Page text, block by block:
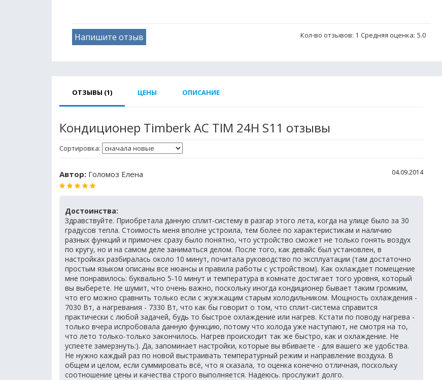
Кол-во отзывов: 1 Средняя оценка: 5.0
Напишите отзыв
ОТЗЫВЫ (1) ЦЕНЫ ОПИСАНИЕ
Кондиционер Timberk AC TIM 24H S11 отзывы
Сортировка:
Автор: Голомоз Елена 04.09.2014
Достоинства:
Здравствуйте. Приобретала данную сплит-систему в разгар этого лета, когда на улице было за 30
градусов тепла. Стоимость меня вполне устроила, тем более по характеристикам и наличию
разных функций и примочек сразу было понятно, что устройство сможет не только гонять воздух
по кругу, но и на самом деле заниматься делом. После того, как девайс был установлен, в
настройках разбиралась около 10 минут, почитала руководство по эксплуатации (там достаточно
простым языком описаны все нюансы и правила работы с устройством). Как охлаждает помещение
мне понравилось: буквально 5-10 минут и температура в комнате достигает того уровня, который
вы выберете. Не шумит, что очень важно, поскольку иногда кондиционер бывает таким громким,
что его можно сравнить только если с жужжащим старым холодильником. Мощность охлаждения -
7030 Вт, а нагревания - 7330 Вт, что как бы говорит о том, что сплит-система справится
практически с любой задачей, будь то быстрое охлаждение или нагрев. Кстати по поводу нагрева -
только вчера испробовала данную функцию, потому что холода уже наступают, не смотря на то,
что лето только-только закончилось. Нагрев происходит так же быстро, как и охлаждение. Не
успеете замерзнуть:). Да, запоминает настройки, которые вы вбиваете - для вашего же удобства.
Не нужно каждый раз по новой выстраивать температурный режим и направление воздуха. В
общем и целом, если суммировать всё, что я сказала, то оценка конечно отличная, поскольку
соотношение цены и качества строго выполняется. Надеюсь. прослужит долго.